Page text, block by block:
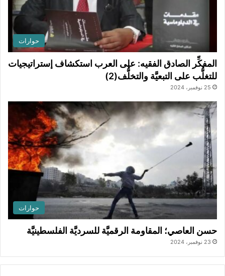
حوارات
المفكِّر الصادق الفقيه: على العرب استكشاف إستراتيجيات
للتغلُّب على التبعيَّة والتخلُّف(2)
25 نوفمبر، 2024
حوارات
حسن العاصي؛ المقاومة الرقميَّة للسرديَّة الفلسطينيَّة
23 نوفمبر، 2024